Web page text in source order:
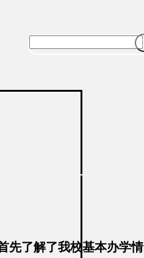

先了解了我校基本办学情